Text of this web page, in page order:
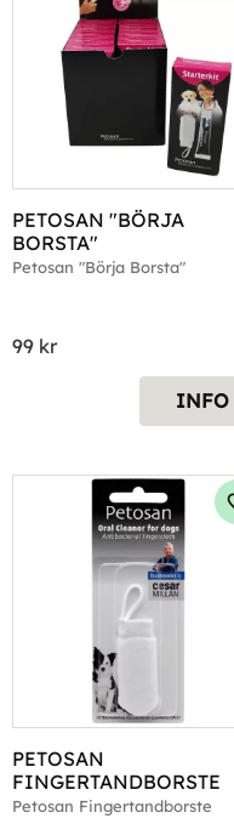
PETOSAN "BÖRJA
BORSTA"
Petosan "Börja Borsta"
99 kr
INFO
PETOSAN
FINGERTANDBORSTE
Petosan Fingertandborste